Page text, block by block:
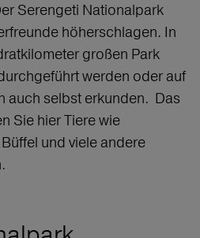
Serengeti Nationalpark
höherschlagen. In
großen Park
werden oder auf
auch selbst erkunden. Das
Sie hier Tiere wie
und viele andere